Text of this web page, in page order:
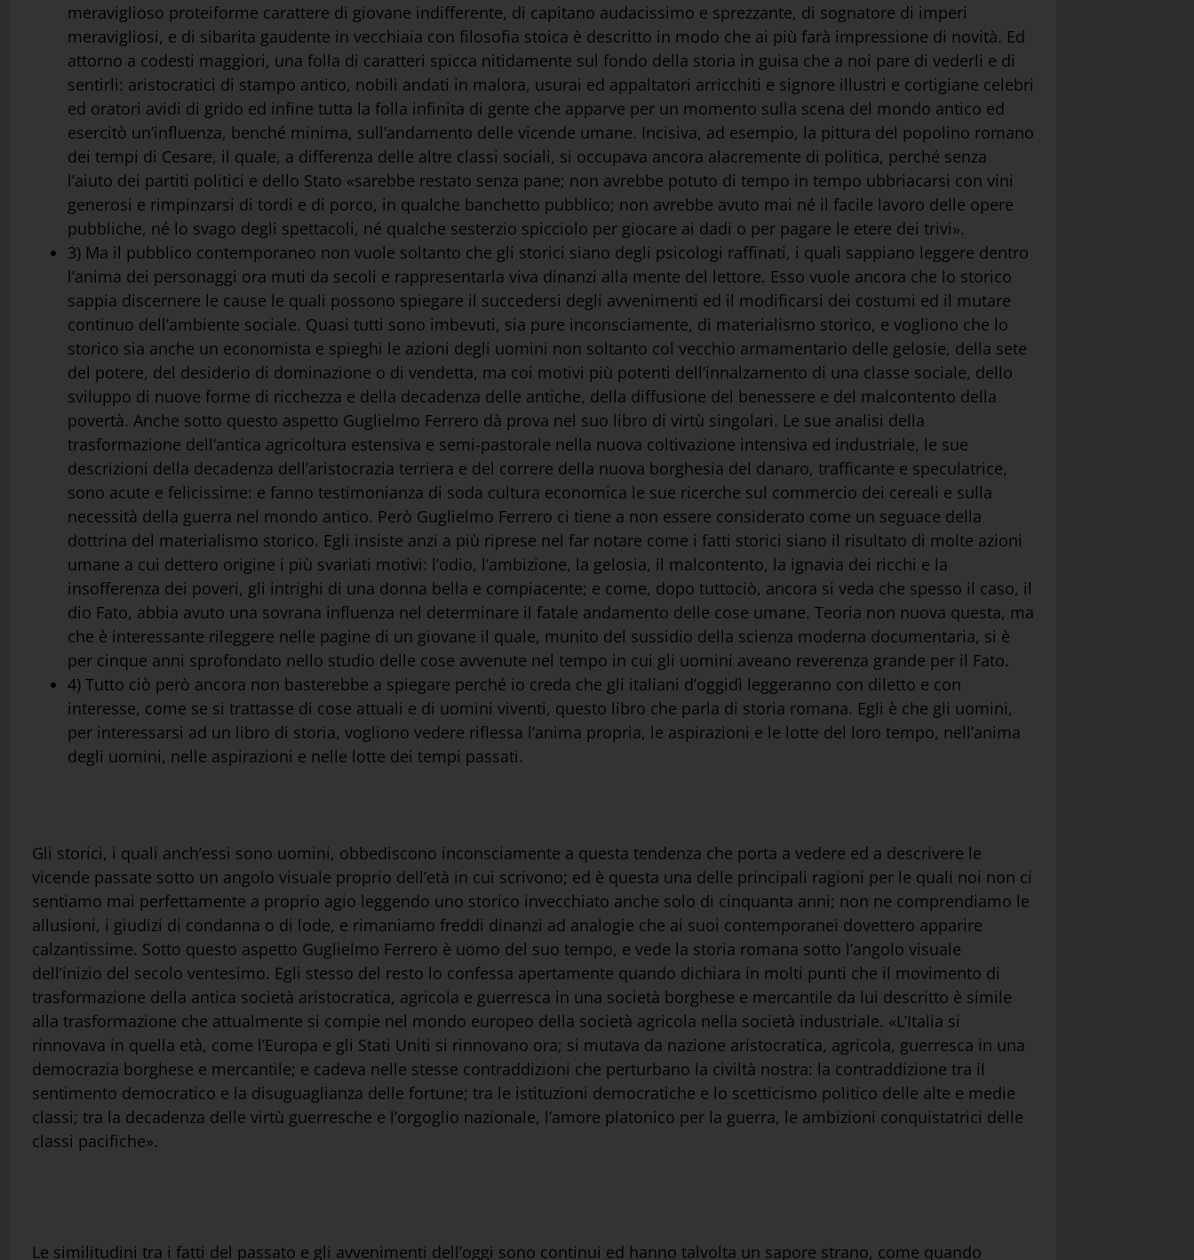
meraviglioso proteiforme carattere di giovane indifferente, di capitano audacissimo e sprezzante, di sognatore di imperi
meravigliosi, e di sibarita gaudente in vecchiaia con filosofia stoica è descritto in modo che ai più farà impressione di novità. Ed
attorno a codesti maggiori, una folla di caratteri spicca nitidamente sul fondo della storia in guisa che a noi pare di vederli e di
sentirli: aristocratici di stampo antico, nobili andati in malora, usurai ed appaltatori arricchiti e signore illustri e cortigiane celebri
ed oratori avidi di grido ed infine tutta la folla infinita di gente che apparve per un momento sulla scena del mondo antico ed
esercitò un’influenza, benché minima, sull’andamento delle vicende umane. Incisiva, ad esempio, la pittura del popolino romano
dei tempi di Cesare, il quale, a differenza delle altre classi sociali, si occupava ancora alacremente di politica, perché senza
l’aiuto dei partiti politici e dello Stato «sarebbe restato senza pane; non avrebbe potuto di tempo in tempo ubbriacarsi con vini
generosi e rimpinzarsi di tordi e di porco, in qualche banchetto pubblico; non avrebbe avuto mai né il facile lavoro delle opere
pubbliche, né lo svago degli spettacoli, né qualche sesterzio spicciolo per giocare ai dadi o per pagare le etere dei trivi».
3) Ma il pubblico contemporaneo non vuole soltanto che gli storici siano degli psicologi raffinati, i quali sappiano leggere dentro
l’anima dei personaggi ora muti da secoli e rappresentarla viva dinanzi alla mente del lettore. Esso vuole ancora che lo storico
sappia discernere le cause le quali possono spiegare il succedersi degli avvenimenti ed il modificarsi dei costumi ed il mutare
continuo dell’ambiente sociale. Quasi tutti sono imbevuti, sia pure inconsciamente, di materialismo storico, e vogliono che lo
storico sia anche un economista e spieghi le azioni degli uomini non soltanto col vecchio armamentario delle gelosie, della sete
del potere, del desiderio di dominazione o di vendetta, ma coi motivi più potenti dell’innalzamento di una classe sociale, dello
sviluppo di nuove forme di ricchezza e della decadenza delle antiche, della diffusione del benessere e del malcontento della
povertà. Anche sotto questo aspetto Guglielmo Ferrero dà prova nel suo libro di virtù singolari. Le sue analisi della
trasformazione dell’antica agricoltura estensiva e semi-pastorale nella nuova coltivazione intensiva ed industriale, le sue
descrizioni della decadenza dell’aristocrazia terriera e del correre della nuova borghesia del danaro, trafficante e speculatrice,
sono acute e felicissime: e fanno testimonianza di soda cultura economica le sue ricerche sul commercio dei cereali e sulla
necessità della guerra nel mondo antico. Però Guglielmo Ferrero ci tiene a non essere considerato come un seguace della
dottrina del materialismo storico. Egli insiste anzi a più riprese nel far notare come i fatti storici siano il risultato di molte azioni
umane a cui dettero origine i più svariati motivi: l’odio, l’ambizione, la gelosia, il malcontento, la ignavia dei ricchi e la
insofferenza dei poveri, gli intrighi di una donna bella e compiacente; e come, dopo tuttociò, ancora si veda che spesso il caso, il
dio Fato, abbia avuto una sovrana influenza nel determinare il fatale andamento delle cose umane. Teoria non nuova questa, ma
che è interessante rileggere nelle pagine di un giovane il quale, munito del sussidio della scienza moderna documentaria, si è
per cinque anni sprofondato nello studio delle cose avvenute nel tempo in cui gli uomini aveano reverenza grande per il Fato.
4) Tutto ciò però ancora non basterebbe a spiegare perché io creda che gli italiani d’oggidì leggeranno con diletto e con
interesse, come se si trattasse di cose attuali e di uomini viventi, questo libro che parla di storia romana. Egli è che gli uomini,
per interessarsi ad un libro di storia, vogliono vedere riflessa l’anima propria, le aspirazioni e le lotte del loro tempo, nell’anima
degli uomini, nelle aspirazioni e nelle lotte dei tempi passati.
Gli storici, i quali anch’essi sono uomini, obbediscono inconsciamente a questa tendenza che porta a vedere ed a descrivere le
vicende passate sotto un angolo visuale proprio dell’età in cui scrivono; ed è questa una delle principali ragioni per le quali noi non ci
sentiamo mai perfettamente a proprio agio leggendo uno storico invecchiato anche solo di cinquanta anni; non ne comprendiamo le
allusioni, i giudizi di condanna o di lode, e rimaniamo freddi dinanzi ad analogie che ai suoi contemporanei dovettero apparire
calzantissime. Sotto questo aspetto Guglielmo Ferrero è uomo del suo tempo, e vede la storia romana sotto l’angolo visuale
dell’inizio del secolo ventesimo. Egli stesso del resto lo confessa apertamente quando dichiara in molti punti che il movimento di
trasformazione della antica società aristocratica, agricola e guerresca in una società borghese e mercantile da lui descritto è simile
alla trasformazione che attualmente si compie nel mondo europeo della società agricola nella società industriale. «L’Italia si
rinnovava in quella età, come l’Europa e gli Stati Uniti si rinnovano ora; si mutava da nazione aristocratica, agricola, guerresca in una
democrazia borghese e mercantile; e cadeva nelle stesse contraddizioni che perturbano la civiltà nostra: la contraddizione tra il
sentimento democratico e la disuguaglianza delle fortune; tra le istituzioni democratiche e lo scetticismo politico delle alte e medie
classi; tra la decadenza delle virtù guerresche e l’orgoglio nazionale, l’amore platonico per la guerra, le ambizioni conquistatrici delle
classi pacifiche».
Le similitudini tra i fatti del passato e gli avvenimenti dell’oggi sono continui ed hanno talvolta un sapore strano, come quando